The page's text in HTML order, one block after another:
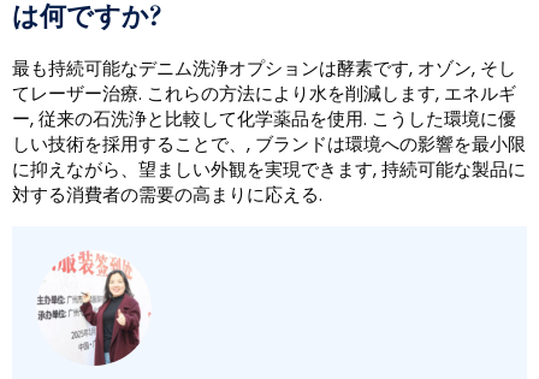
は何ですか?
最も持続可能なデニム洗浄オプションは酵素です, オゾン, そし
てレーザー治療. これらの方法により水を削減します, エネルギ
ー, 従来の石洗浄と比較して化学薬品を使用. こうした環境に優
しい技術を採用することで、, ブランドは環境への影響を最小限
に抑えながら、望ましい外観を実現できます, 持続可能な製品に
対する消費者の需要の高まりに応える.